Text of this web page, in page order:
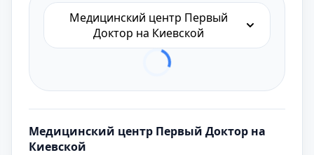
Медицинский центр Первый
Доктор на Киевской
Медицинский центр Первый Доктор на
Киевской